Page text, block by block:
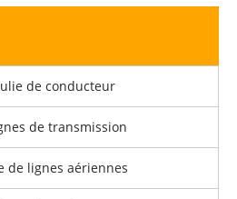
de conducteur
de transmission
de lignes aériennes